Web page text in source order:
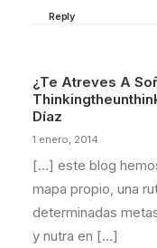
Reply
¿Te Atreves A
Díaz
1 enero, 2014
[…] este blog
mapa propio, una
determinadas
y nutra en […]